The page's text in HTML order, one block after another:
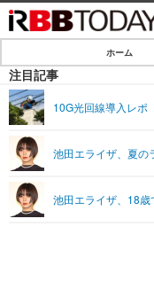
IT・デジタル
SPEED TEST
エンタメ
ライフ
ホーム
注目記事
10G光回線導入レポ
池田エライザ、夏の
池田エライザ、18